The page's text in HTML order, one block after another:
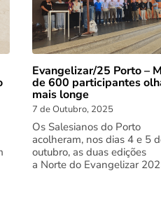
Evangelizar/25 Porto –
de 600 participantes
mais longe
7 de Outubro, 2025
Os Salesianos do Porto
acolheram, nos dias 4 e 5
outubro, as duas edições
a Norte do Evangelizar